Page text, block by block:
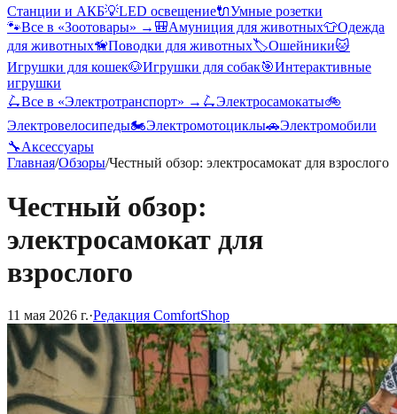
Станции и АКБ💡LED освещение🔌Умные розетки
🐾Все в «Зоотовары» → 🎒Амуниция для животных👕Одежда
для животных🦮Поводки для животных🏷️Ошейники🐱
Игрушки для кошек🐶Игрушки для собак🎯Интерактивные
игрушки
🛴Все в «Электротранспорт» → 🛴Электросамокаты🚲
Электровелосипеды🏍️Электромотоциклы🚗Электромобили
🔧Аксессуары
Главная/Обзоры/Честный обзор: электросамокат для взрослого
Честный обзор:
электросамокат для
взрослого
11 мая 2026 г.·Редакция ComfortShop